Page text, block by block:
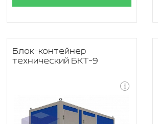
Блок-контейнер
технический БКТ-9